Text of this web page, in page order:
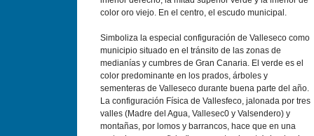
color oro viejo. En el centro, el escudo municipal.
Simboliza la especial configuración de Valleseco como
municipio situado en el tránsito de las zonas de
medianías y cumbres de Gran Canaria. El verde es el
color predominante en los prados, árboles y
sementeras de Valleseco durante buena parte del año.
La configuración Física de Vallesfeco, jalonada por tres
valles (Madre del Agua, Vallesec0 y Valsendero) y
montañas, por lomos y barrancos, hace que en una